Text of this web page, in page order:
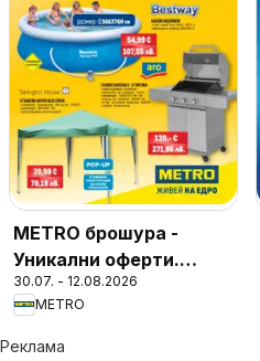
METRO брошура -
Уникални оферти.
Финални бройки
30.07. - 12.08.2026
METRO
Реклама